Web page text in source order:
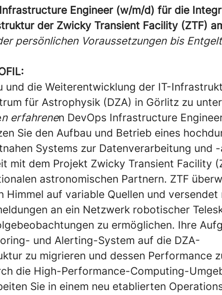
Engineer (w/m/d) für die
der Zwicky Transient Facility (ZTF)
persönlichen Voraussetzungen bis
und die Weiterentwicklung der IT-
für Astrophysik (DZA) in Görlitz zu
n erfahrenen DevOps Infrastructure
Sie den Aufbau und Betrieb eines
Systems zur Datenverarbeitung und
mit dem Projekt Zwicky Transient Facility
astronomischen Partnern. ZTF
Himmel auf variable Quellen und versendet
an ein Netzwerk robotischer
zu ermöglichen. Ihre
und Alerting-System auf die DZA-
zu migrieren und dessen Performance
die High-Performance-Computing-
Sie in einem neu etablierten